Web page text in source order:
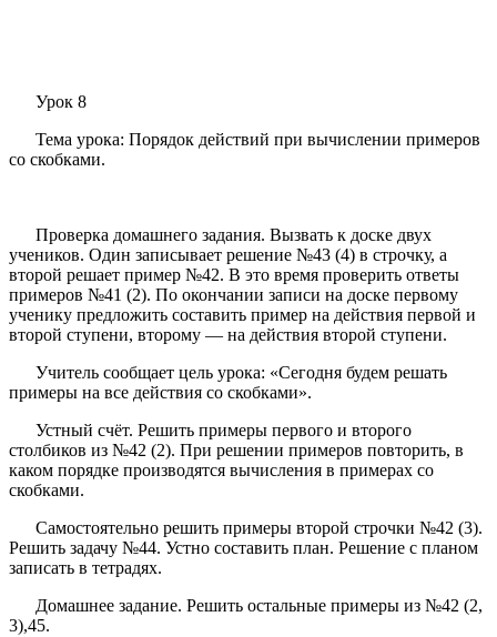
Урок 8
Тема урока: Порядок действий при вычислении примеров
со скобками.
Проверка домашнего задания. Вызвать к доске двух
учеников. Один записывает решение №43 (4) в строчку, а
второй решает пример №42. В это время проверить ответы
примеров №41 (2). По окончании записи на доске первому
ученику предложить составить пример на действия первой и
второй ступени, второму — на действия второй ступени.
Учитель сообщает цель урока: «Сегодня будем решать
примеры на все действия со скобками».
Устный счёт. Решить примеры первого и второго
столбиков из №42 (2). При решении примеров повторить, в
каком порядке производятся вычисления в примерах со
скобками.
Самостоятельно решить примеры второй строчки №42 (3).
Решить задачу №44. Устно составить план. Решение с планом
записать в тетрадях.
Домашнее задание. Решить остальные примеры из №42 (2,
3),45.